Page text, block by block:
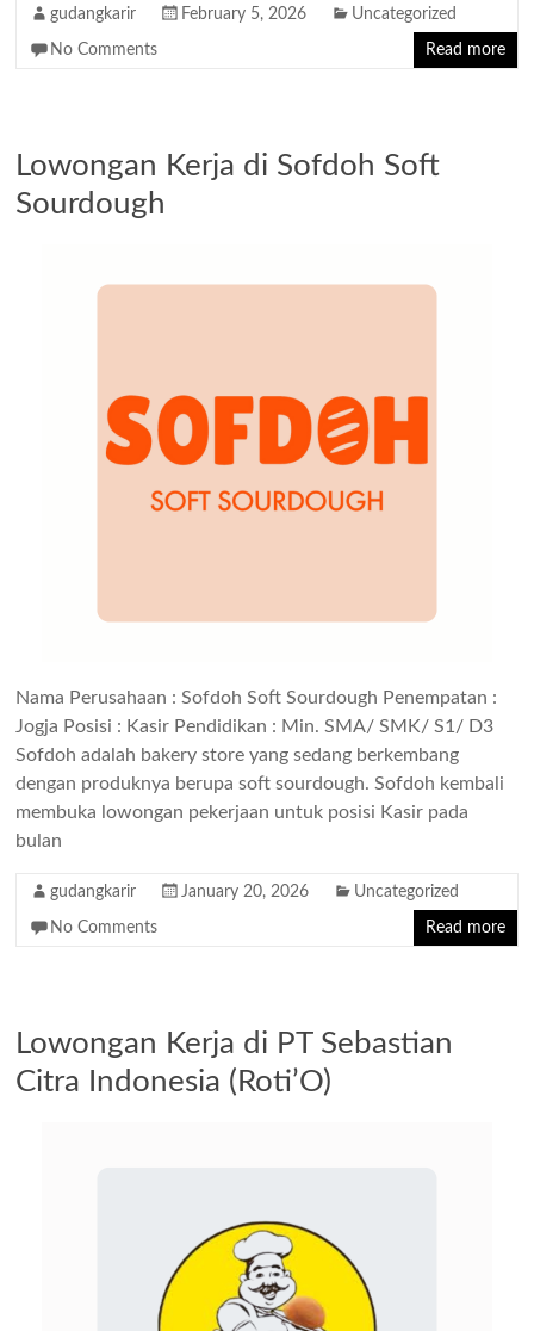
gudangkarir February 5, 2026 Uncategorized
No Comments Read more
Lowongan Kerja di Sofdoh Soft
Sourdough
Nama Perusahaan : Sofdoh Soft Sourdough Penempatan :
Jogja Posisi : Kasir Pendidikan : Min. SMA/ SMK/ S1/ D3
Sofdoh adalah bakery store yang sedang berkembang
dengan produknya berupa soft sourdough. Sofdoh kembali
membuka lowongan pekerjaan untuk posisi Kasir pada
bulan
gudangkarir January 20, 2026 Uncategorized
No Comments Read more
Lowongan Kerja di PT Sebastian
Citra Indonesia (Roti’O)